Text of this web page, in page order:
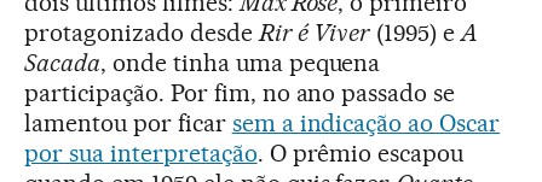
protagonizado desdeRir é Viver (1995) eA
Sacada, onde tinha uma pequena
participação. Por fim, no ano passado se
lamentou por ficar sem a indicação ao Oscar
por sua interpretação. O prêmio escapou